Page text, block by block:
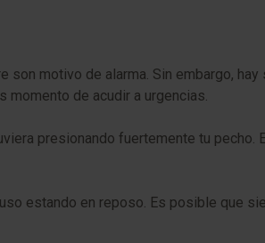
motivo de alarma. Sin embargo,
momento de acudir a urgencias.
presionando fuertemente tu
estando en reposo. Es posible que